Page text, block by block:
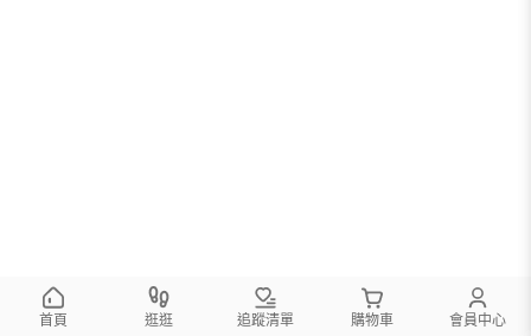
首頁 逛逛 追蹤清單 購物車 會員中心